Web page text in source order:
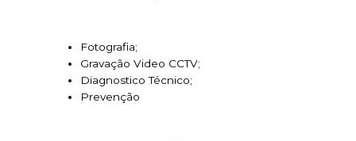
Fotografia;
Gravação Video CCTV;
Diagnostico Técnico;
Prevenção